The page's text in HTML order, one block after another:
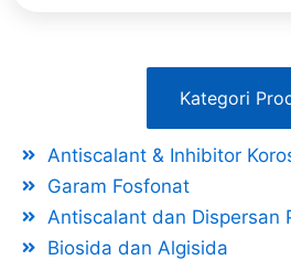
Kategori
Antiscalant & Inhibitor
Garam Fosfonat
Antiscalant dan Dispersan
Biosida dan Algisida